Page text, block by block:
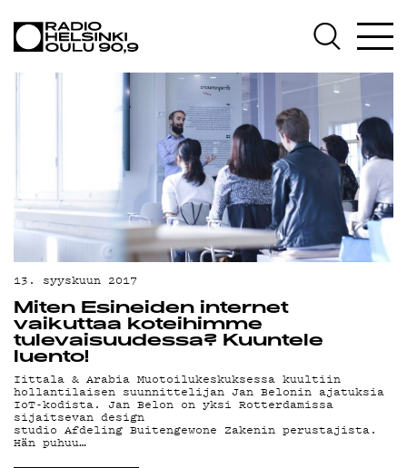
AJANKOHTAISTA
OHJELMAT
TEKIJÄT
ON-DEMAND
PODCAST
MAINOSTA
YHTEYSTIEDOT
G LIVELAB
YSTÄVÄKLUBI
TIETOSUOJA
KIRJAUDU SISÄÄN
13. syyskuun 2017
Miten Esineiden internet
vaikuttaa koteihimme
tulevaisuudessa? Kuuntele
luento!
Iittala & Arabia Muotoilukeskuksessa kuultiin
hollantilaisen suunnittelijan Jan Belonin ajatuksia
IoT-kodista. Jan Belon on yksi Rotterdamissa
sijaitsevan design
studio Afdeling Buitengewone Zakenin perustajista.
Hän puhuu…